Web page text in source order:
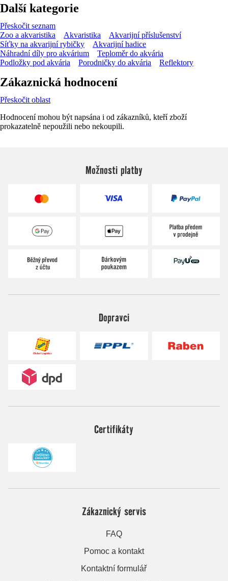
Další kategorie
Přeskočit seznam
Zoo a akvaristika
Akvaristika
Akvarijní příslušenství
Síťky na akvarijní rybičky
Akvarijní hadice
Náhradní díly pro akvárium
Teploměr do akvária
Podložky pod akvária
Porodničky do akvária Reflektory
Zákaznická hodnocení
Přeskočit oblast
Hodnocení mohou být napsána i od zákazníků, kteří zboží
prokazatelně nepoužili nebo nekoupili.
Možnosti platby
Dopravci
Certifikáty
Zákaznický servis
FAQ
Pomoc a kontakt
Kontaktní formulář